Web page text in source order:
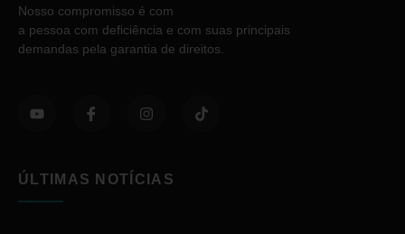
Nosso compromisso é com
a pessoa com deficiência e com suas principais
demandas pela garantia de direitos.
ÚLTIMAS NOTÍCIAS